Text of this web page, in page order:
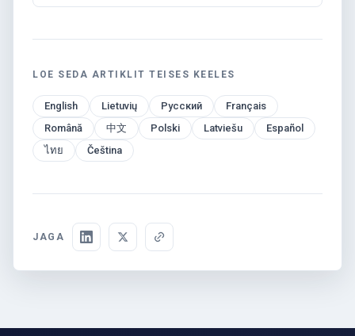
LOE SEDA ARTIKLIT TEISES KEELES
English Lietuvių Русский
Français
Română
中文 Polski Latviešu
Español
ไทย
Čeština
JAGA